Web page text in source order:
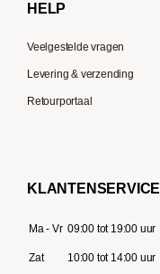
HELP
Veelgestelde vragen
Levering & verzending
Retourportaal
KLANTENSERVICE
Ma - Vr 09:00 tot 19:00 uur
Zat 10:00 tot 14:00 uur